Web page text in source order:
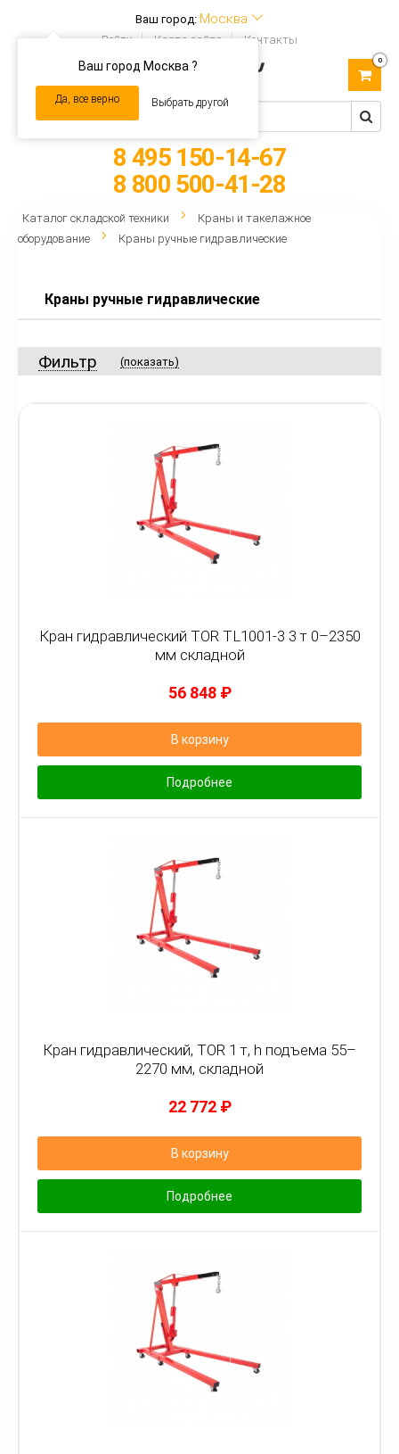
Ваш город: Москва
Ваш город Москва ?
Да, все верно Выбрать другой
Войти Карта сайта Контакты
navigation
0
8 495 150-14-67
8 800 500-41-28
Каталог складской техники
Краны и такелажное
оборудование
Краны ручные гидравлические
Краны ручные гидравлические
Фильтр (показать)
Кран гидравлический TOR TL1001-3 3 т 0–2350
мм складной
56 848 ₽
В корзину
Подробнее
Кран гидравлический, TOR 1 т, h подъема 55–
2270 мм, складной
22 772 ₽
В корзину
Подробнее